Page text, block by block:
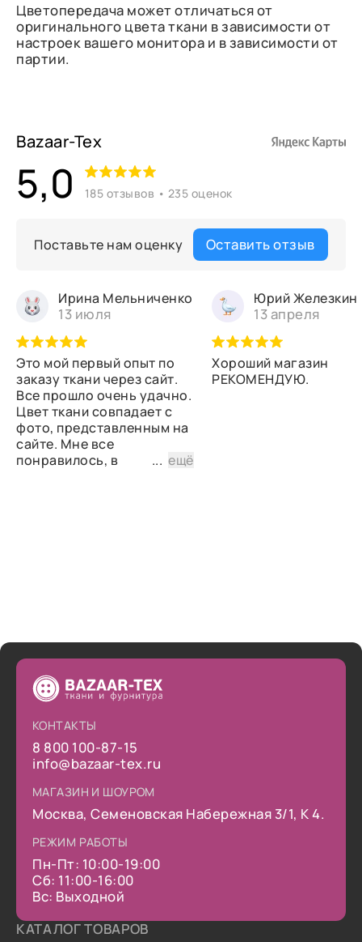
Цветопередача может отличаться от
оригинального цвета ткани в зависимости от
настроек вашего монитора и в зависимости от
партии.
Bazaar-Tex
5,0 185 отзывов • 235 оценок
Поставьте нам оценку Оставить отзыв
Ирина Мельниченко
13 июля
Это мой первый опыт по
заказу ткани через сайт.
Все прошло очень удачно.
Цвет ткани совпадает с
фото, представленным на
сайте. Мне все
понравилось, в
...ещё
Юрий Железкин
13 апреля
Хороший магазин
РЕКОМЕНДУЮ.
КОНТАКТЫ
8 800 100-87-15
info@bazaar-tex.ru
МАГАЗИН И ШОУРОМ
Москва, Семеновская Набережная 3/1, К 4.
РЕЖИМ РАБОТЫ
Пн-Пт: 10:00-19:00
Сб: 11:00-16:00
Вс: Выходной
КАТАЛОГ ТОВАРОВ